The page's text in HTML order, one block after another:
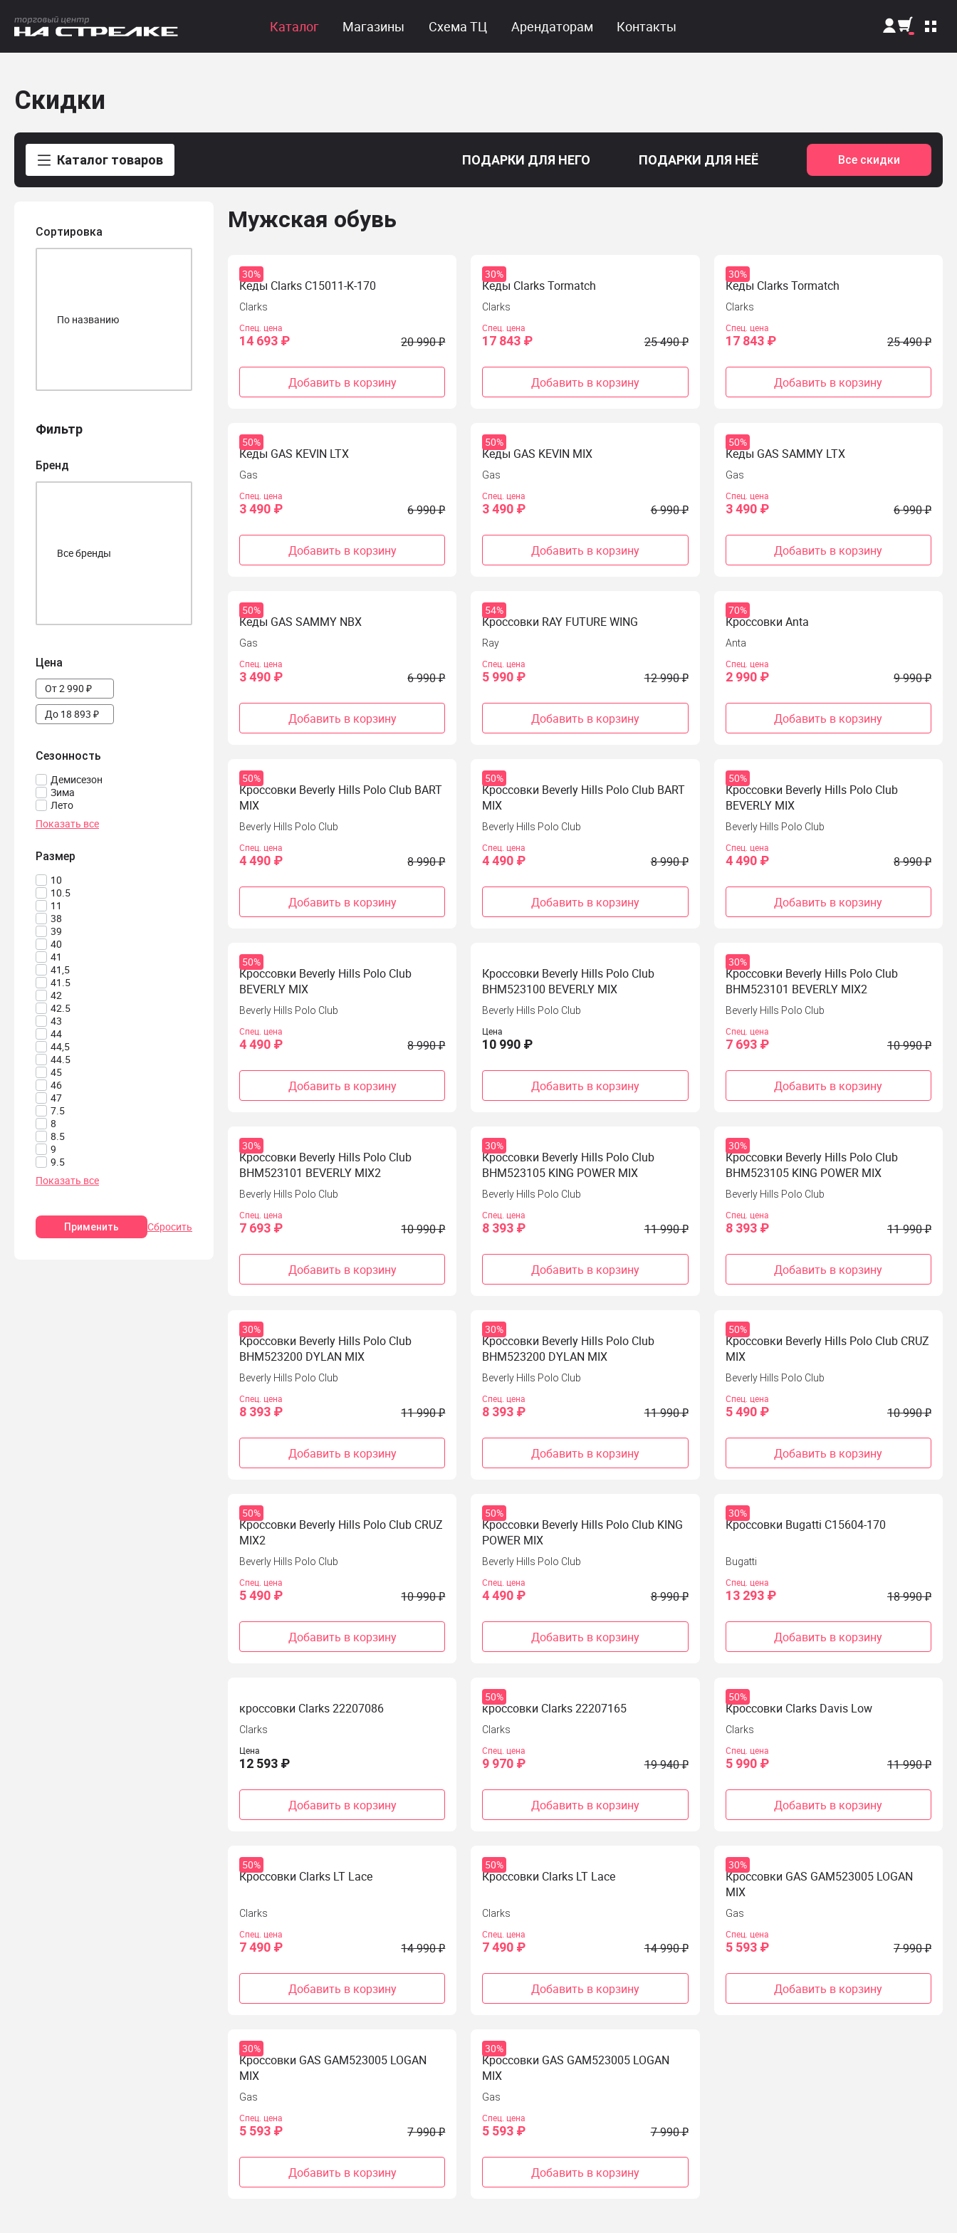
Каталог Магазины Схема ТЦ Арендаторам Контакты
Скидки
Каталог товаров ПОДАРКИ ДЛЯ НЕГО ПОДАРКИ ДЛЯ НЕЁ Все скидки
Сортировка
Фильтр
Бренд
Цена
Сезонность
Демисезон
Зима
Лето
Показать все
Размер
10
10.5
11
38
39
40
41
41,5
41.5
42
42.5
43
44
44,5
44.5
45
46
47
7.5
8
8.5
9
9.5
Показать все
Применить Сбросить
Мужская обувь
30%
Кеды Clarks C15011-K-170
Clarks
Спец. цена
14 693 ₽ 20 990 ₽
Добавить в корзину
30%
Кеды Clarks Tormatch
Clarks
Спец. цена
17 843 ₽ 25 490 ₽
Добавить в корзину
30%
Кеды Clarks Tormatch
Clarks
Спец. цена
17 843 ₽ 25 490 ₽
Добавить в корзину
50%
Кеды GAS KEVIN LTX
Gas
Спец. цена
3 490 ₽ 6 990 ₽
Добавить в корзину
50%
Кеды GAS KEVIN MIX
Gas
Спец. цена
3 490 ₽ 6 990 ₽
Добавить в корзину
50%
Кеды GAS SAMMY LTX
Gas
Спец. цена
3 490 ₽ 6 990 ₽
Добавить в корзину
50%
Кеды GAS SAMMY NBX
Gas
Спец. цена
3 490 ₽ 6 990 ₽
Добавить в корзину
54%
Кроссовки RAY FUTURE WING
Ray
Спец. цена
5 990 ₽ 12 990 ₽
Добавить в корзину
70%
Кроссовки Anta
Anta
Спец. цена
2 990 ₽ 9 990 ₽
Добавить в корзину
50%
Кроссовки Beverly Hills Polo Club BART
MIX
Beverly Hills Polo Club
Спец. цена
4 490 ₽ 8 990 ₽
Добавить в корзину
50%
Кроссовки Beverly Hills Polo Club BART
MIX
Beverly Hills Polo Club
Спец. цена
4 490 ₽ 8 990 ₽
Добавить в корзину
50%
Кроссовки Beverly Hills Polo Club
BEVERLY MIX
Beverly Hills Polo Club
Спец. цена
4 490 ₽ 8 990 ₽
Добавить в корзину
50%
Кроссовки Beverly Hills Polo Club
BEVERLY MIX
Beverly Hills Polo Club
Спец. цена
4 490 ₽ 8 990 ₽
Добавить в корзину
Кроссовки Beverly Hills Polo Club
BHM523100 BEVERLY MIX
Beverly Hills Polo Club
Цена
10 990 ₽
Добавить в корзину
30%
Кроссовки Beverly Hills Polo Club
BHM523101 BEVERLY MIX2
Beverly Hills Polo Club
Спец. цена
7 693 ₽ 10 990 ₽
Добавить в корзину
30%
Кроссовки Beverly Hills Polo Club
BHM523101 BEVERLY MIX2
Beverly Hills Polo Club
Спец. цена
7 693 ₽ 10 990 ₽
Добавить в корзину
30%
Кроссовки Beverly Hills Polo Club
BHM523105 KING POWER MIX
Beverly Hills Polo Club
Спец. цена
8 393 ₽ 11 990 ₽
Добавить в корзину
30%
Кроссовки Beverly Hills Polo Club
BHM523105 KING POWER MIX
Beverly Hills Polo Club
Спец. цена
8 393 ₽ 11 990 ₽
Добавить в корзину
30%
Кроссовки Beverly Hills Polo Club
BHM523200 DYLAN MIX
Beverly Hills Polo Club
Спец. цена
8 393 ₽ 11 990 ₽
Добавить в корзину
30%
Кроссовки Beverly Hills Polo Club
BHM523200 DYLAN MIX
Beverly Hills Polo Club
Спец. цена
8 393 ₽ 11 990 ₽
Добавить в корзину
50%
Кроссовки Beverly Hills Polo Club CRUZ
MIX
Beverly Hills Polo Club
Спец. цена
5 490 ₽ 10 990 ₽
Добавить в корзину
50%
Кроссовки Beverly Hills Polo Club CRUZ
MIX2
Beverly Hills Polo Club
Спец. цена
5 490 ₽ 10 990 ₽
Добавить в корзину
50%
Кроссовки Beverly Hills Polo Club KING
POWER MIX
Beverly Hills Polo Club
Спец. цена
4 490 ₽ 8 990 ₽
Добавить в корзину
30%
Кроссовки Bugatti C15604-170
Bugatti
Спец. цена
13 293 ₽ 18 990 ₽
Добавить в корзину
кроссовки Clarks 22207086
Clarks
Цена
12 593 ₽
Добавить в корзину
50%
кроссовки Clarks 22207165
Clarks
Спец. цена
9 970 ₽ 19 940 ₽
Добавить в корзину
50%
Кроссовки Clarks Davis Low
Clarks
Спец. цена
5 990 ₽ 11 990 ₽
Добавить в корзину
50%
Кроссовки Clarks LT Lace
Clarks
Спец. цена
7 490 ₽ 14 990 ₽
Добавить в корзину
50%
Кроссовки Clarks LT Lace
Clarks
Спец. цена
7 490 ₽ 14 990 ₽
Добавить в корзину
30%
Кроссовки GAS GAM523005 LOGAN
MIX
Gas
Спец. цена
5 593 ₽ 7 990 ₽
Добавить в корзину
30%
Кроссовки GAS GAM523005 LOGAN
MIX
Gas
Спец. цена
5 593 ₽ 7 990 ₽
Добавить в корзину
30%
Кроссовки GAS GAM523005 LOGAN
MIX
Gas
Спец. цена
5 593 ₽ 7 990 ₽
Добавить в корзину